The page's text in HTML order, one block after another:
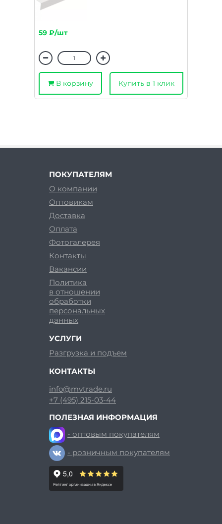
59 ₽/шт
В корзину Купить в 1 клик
ПОКУПАТЕЛЯМ
О компании
Оптовикам
Доставка
Оплата
Фотогалерея
Контакты
Вакансии
Политика
в отношении
обработки
персональных
данных
УСЛУГИ
Разгрузка и подъем
КОНТАКТЫ
info@mvtrade.ru
+7 (495) 215-03-44
ПОЛЕЗНАЯ ИНФОРМАЦИЯ
- оптовым покупателям
- розничным покупателям